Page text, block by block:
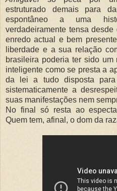
estruturado demais para
espontâneo a uma
verdadeiramente tensa
enredo actual e bem
liberdade e a sua relação
brasileira poderia ter sido
inteligente como se presta a
da lei a tudo disposta
sistematicamente a
suas manifestações nem
No final só resta ao
Quem tem, afinal, o dom da
.